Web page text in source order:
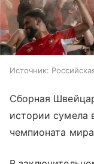
Источник:
Сборная
истории сумела
чемпионата